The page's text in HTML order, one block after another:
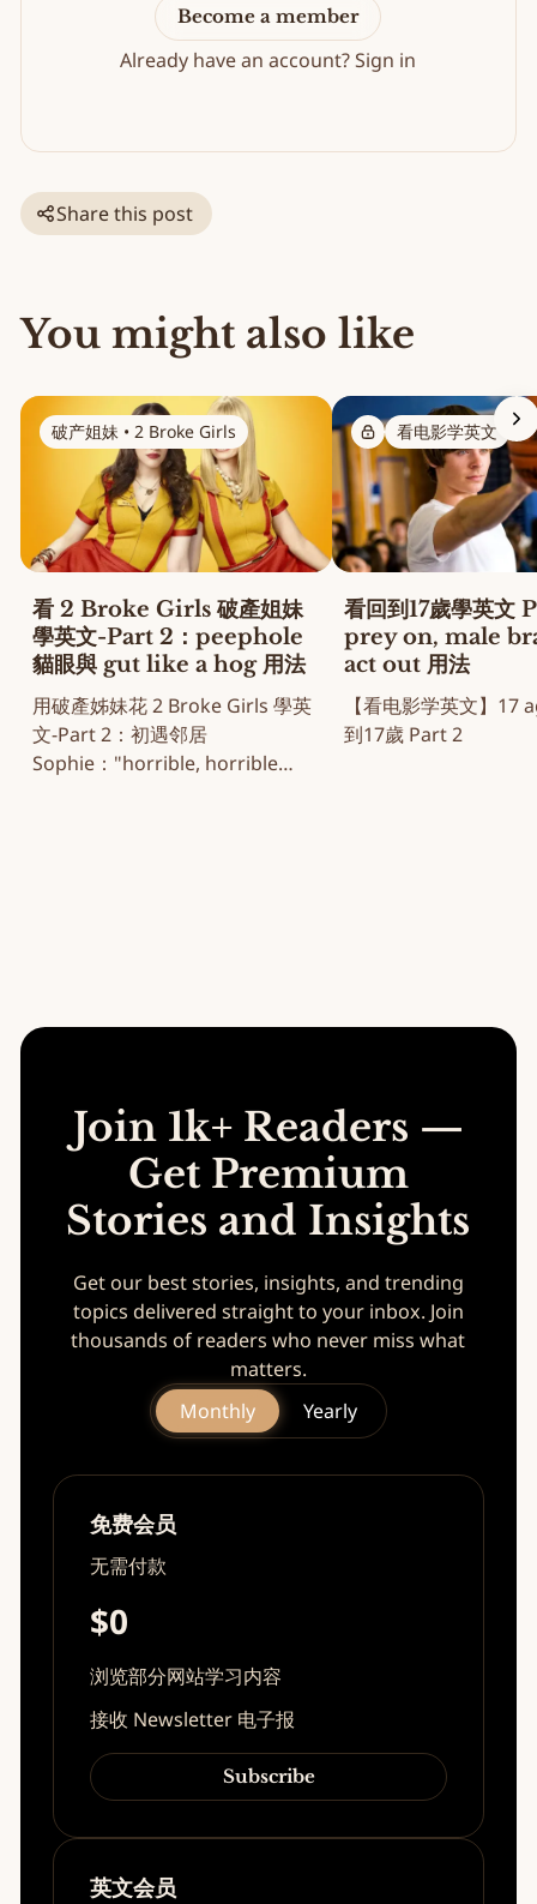
Become a member
Already have an account?Sign in
Share this post
You might also like
破产姐妹 • 2 Broke Girls
看 2 Broke Girls 破產姐妹
學英文-Part 2：peephole
貓眼與 gut like a hog 用法
用破產姊妹花 2 Broke Girls 學英
文-Part 2：初遇邻居
Sophie："horrible, horrible
看电影学英文
看回到17歲學英文
prey on, male
act out 用法
【看电影学英文】17
到17歲 Part 2
Join 1k+ Readers —
Get Premium
Stories and Insights
Get our best stories, insights, and trending
topics delivered straight to your inbox. Join
thousands of readers who never miss what
matters.
Monthly
Yearly
免费会员
无需付款
$0
浏览部分网站学习内容
接收 Newsletter 电子报
Subscribe
英文会员